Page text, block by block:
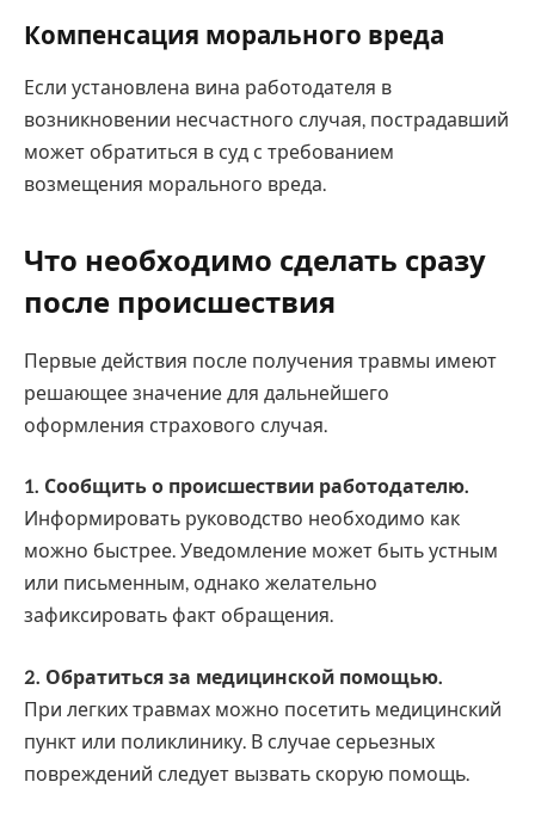
Компенсация морального вреда
Если установлена вина работодателя в
возникновении несчастного случая, пострадавший
может обратиться в суд с требованием
возмещения морального вреда.
Что необходимо сделать сразу
после происшествия
Первые действия после получения травмы имеют
решающее значение для дальнейшего
оформления страхового случая.
1. Сообщить о происшествии работодателю.
Информировать руководство необходимо как
можно быстрее. Уведомление может быть устным
или письменным, однако желательно
зафиксировать факт обращения.
2. Обратиться за медицинской помощью.
При легких травмах можно посетить медицинский
пункт или поликлинику. В случае серьезных
повреждений следует вызвать скорую помощь.